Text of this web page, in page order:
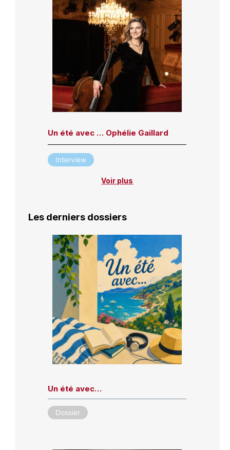
Un été avec … Ophélie Gaillard
Interview
Voir plus
Les derniers dossiers
Un été avec…
Dossier